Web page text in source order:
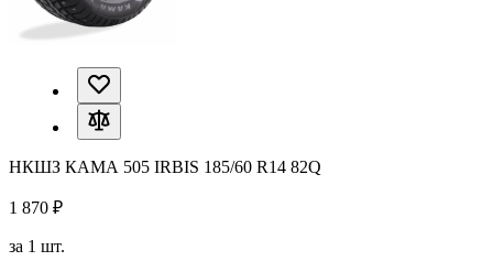
НКШЗ КАМА 505 IRBIS 185/60 R14 82Q
1 870 ₽
за 1 шт.